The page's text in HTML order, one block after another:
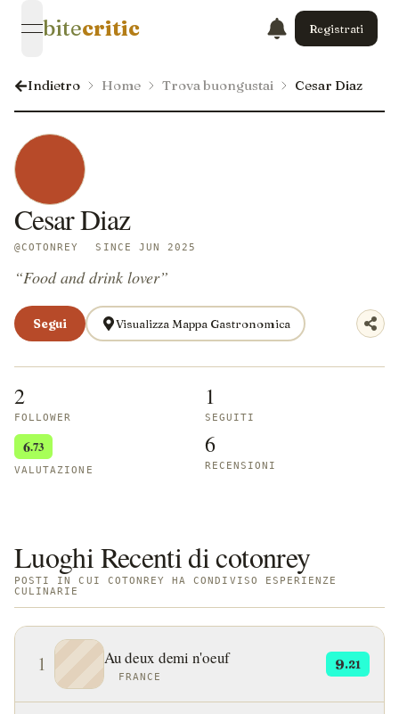
open navigation menu
bitecritic Registrati
Indietro Home Trova buongustai Cesar Diaz
Cesar Diaz
@COTONREY SINCE JUN 2025
“Food and drink lover”
Segui Visualizza Mappa Gastronomica
2
FOLLOWER
1
SEGUITI
6.73
VALUTAZIONE
6
RECENSIONI
Luoghi Recenti di cotonrey
POSTI IN CUI COTONREY HA CONDIVISO ESPERIENZE
CULINARIE
1 Au deux demi n'oeuf
FRANCE
9.21